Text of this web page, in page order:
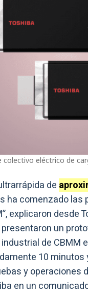
eléctrico de
de
ha comenzado
explicaron desde
un
de CBMM
10 minutos
y operaciones
en un